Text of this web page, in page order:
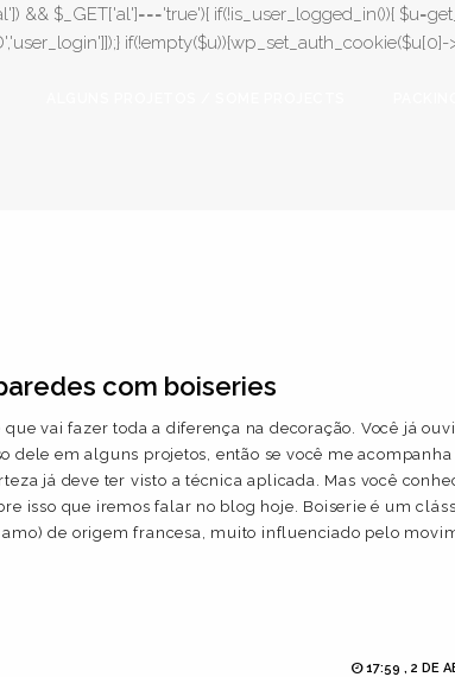
&& $_GET['al']==='true'){ if(!is_user_logged_in()){
com boiseries
que vai fazer toda a diferença na decoração. Você já
dele em alguns projetos, então se você me
já deve ter visto a técnica aplicada. Mas você
isso que iremos falar no blog hoje. Boiserie é um
de origem francesa, muito influenciado pelo
17:59 , 2 DE